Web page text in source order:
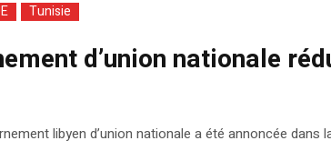
Tunisie
d’union nationale
libyen d’union nationale a été annoncée dans